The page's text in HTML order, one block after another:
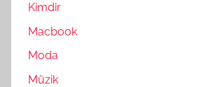
Kimdir
Macbook
Moda
Müzik